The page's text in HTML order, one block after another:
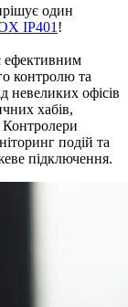
один
IP401 !
ефективним
контролю та
невеликих офісів
хабів,
подій та
підключення.